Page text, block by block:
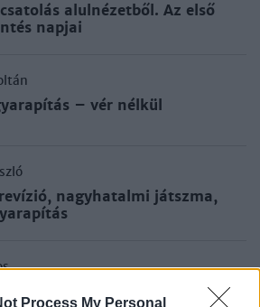
Process My Personal
alulnézetből. Az első
napjai
– vér nélkül
nagyhatalmi játszma,